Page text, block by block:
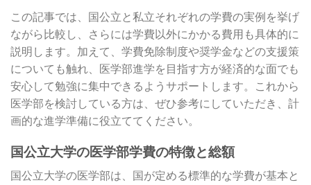
この記事では、国公立と私立それぞれの学費の実例を挙げ
ながら比較し、さらには学費以外にかかる費用も具体的に
説明します。加えて、学費免除制度や奨学金などの支援策
についても触れ、医学部進学を目指す方が経済的な面でも
安心して勉強に集中できるようサポートします。これから
医学部を検討している方は、ぜひ参考にしていただき、計
画的な進学準備に役立ててください。
国公立大学の医学部学費の特徴と総額
国公立大学の医学部は、国が定める標準的な学費が基本と